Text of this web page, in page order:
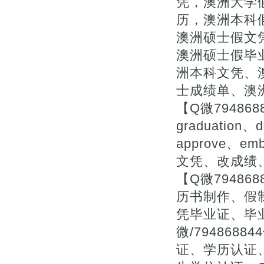
历，澳洲本科
澳洲硕士假文
澳洲硕士假毕
洲本科文凭、
士成绩单、澳
【Q微
graduation、
approve、
文凭、改成绩
【Q微
历书制作、假
凭毕业证、毕
微/
证、学历认证